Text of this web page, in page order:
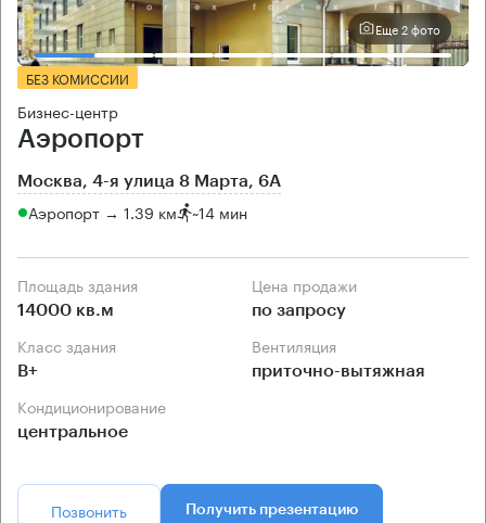
Еще 2 фото
БЕЗ КОМИССИИ
Бизнес-центр
Аэропорт
Москва, 4-я улица 8 Марта, 6А
Аэропорт → 1.39 км ~14 мин
Площадь здания
14000 кв.м
Цена продажи
по запросу
Класс здания
B+
Вентиляция
приточно-вытяжная
Кондиционирование
центральное
Позвонить Получить презентацию